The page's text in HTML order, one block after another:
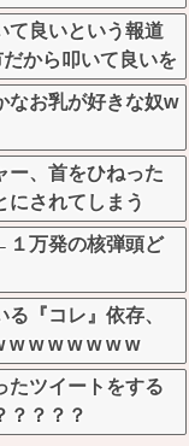
て良いという報道
から叩いて良いを
…w w
なお乳が好きな奴w
ー、首をひねった
にされてしまう
１万発の核弾頭ど
る『コレ』依存、
w w w w w w w
たツイートをする
？？？？